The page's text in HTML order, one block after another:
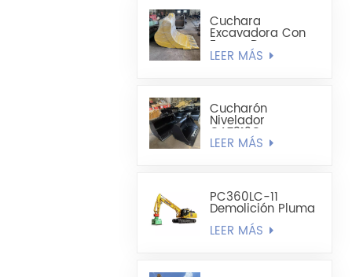
Cuchara
Excavadora Con
Forma De
Cucharón
LEER MÁS
Cucharón
Nivelador
CAT312C
CAT320DL De 1200
LEER MÁS
PC360LC-11
Demolición Pluma
Recta Para Mayor
Alcance
LEER MÁS